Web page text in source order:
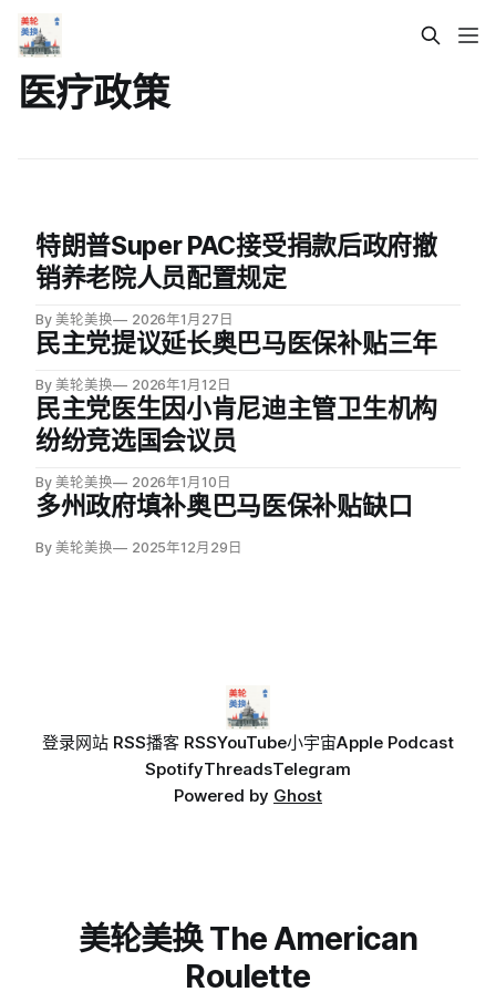
医疗政策
特朗普Super PAC接受捐款后政府撤
销养老院人员配置规定
By 美轮美换 2026年1月27日
民主党提议延长奥巴马医保补贴三年
By 美轮美换 2026年1月12日
民主党医生因小肯尼迪主管卫生机构
纷纷竞选国会议员
By 美轮美换 2026年1月10日
多州政府填补奥巴马医保补贴缺口
By 美轮美换 2025年12月29日
登录网站 RSS播客 RSSYouTube小宇宙Apple Podcast
SpotifyThreadsTelegram
Powered by Ghost
美轮美换 The American
Roulette